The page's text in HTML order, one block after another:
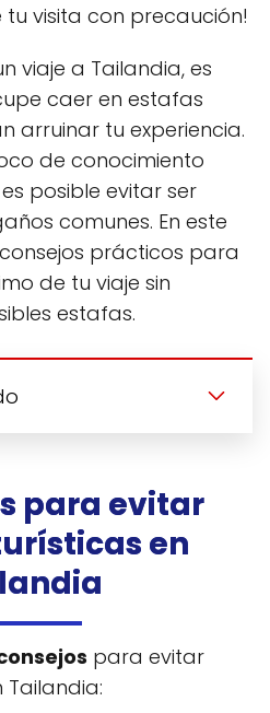
visita con precaución!
viaje a Tailandia, es
caer en estafas
arruinar tu experiencia.
de conocimiento
posible evitar ser
comunes. En este
prácticos para
de tu viaje sin
estafas.
para evitar
en
para evitar
Tailandia: